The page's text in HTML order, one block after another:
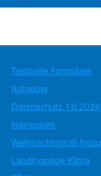
Testseite Formulare
Ratgeber
Datenschutz 1.6.2026
Impressum
Weihnachtsgruß hissu
Landingpage Klima